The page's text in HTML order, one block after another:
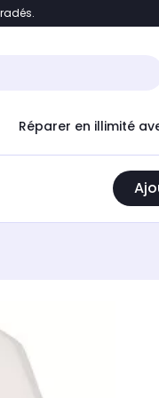
Accéder
Réparer en illimité